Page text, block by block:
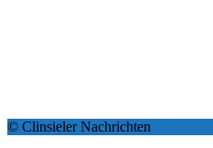
© Clinsieler Nachrichten